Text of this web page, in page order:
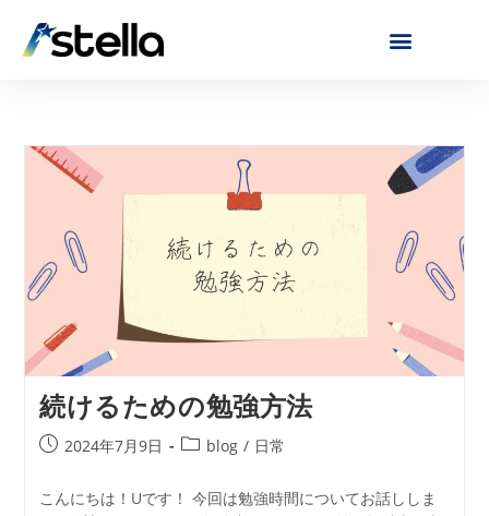
続けるための勉強方法
2024年7月9日 blog / 日常
こんにちは！Uです！ 今回は勉強時間についてお話ししま